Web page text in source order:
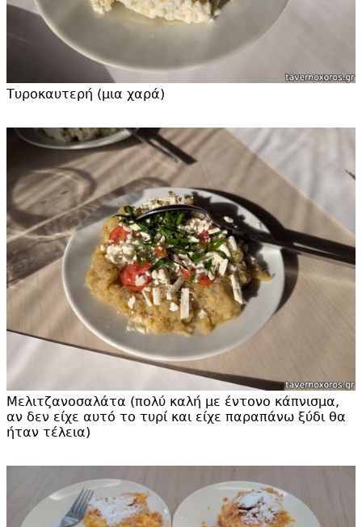
Τυροκαυτερή (μια χαρά)
Μελιτζανοσαλάτα (πολύ καλή με έντονο κάπνισμα,
αν δεν είχε αυτό το τυρί και είχε παραπάνω ξύδι θα
ήταν τέλεια)